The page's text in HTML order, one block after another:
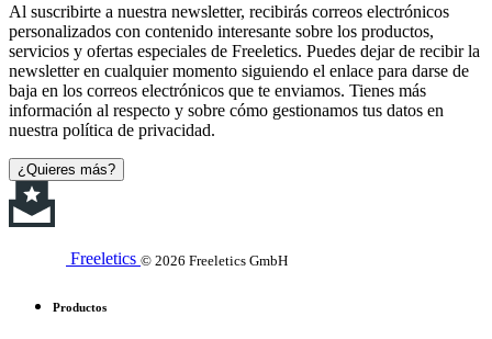
Al suscribirte a nuestra newsletter, recibirás correos electrónicos
personalizados con contenido interesante sobre los productos,
servicios y ofertas especiales de Freeletics. Puedes dejar de recibir la
newsletter en cualquier momento siguiendo el enlace para darse de
baja en los correos electrónicos que te enviamos. Tienes más
información al respecto y sobre cómo gestionamos tus datos en
nuestra política de privacidad.
¿Quieres más?
Freeletics © 2026 Freeletics GmbH
Productos